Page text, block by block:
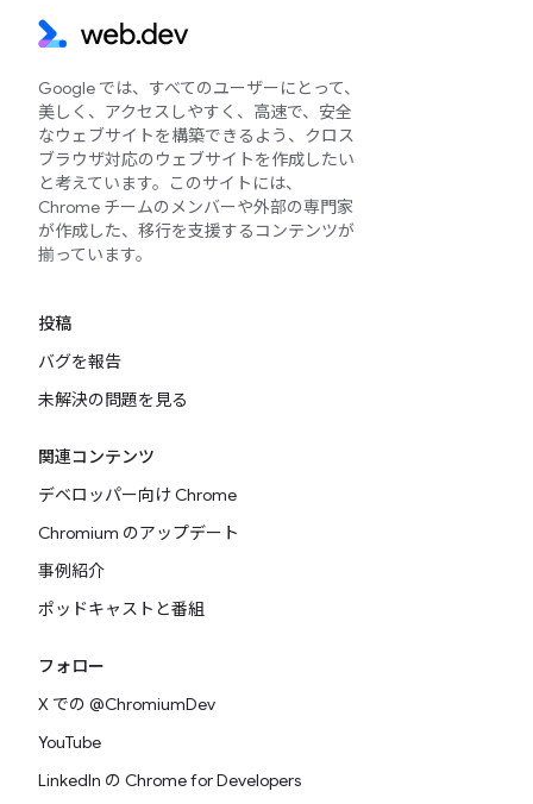
Google では、すべてのユーザーにとって、
美しく、アクセスしやすく、高速で、安全
なウェブサイトを構築できるよう、クロス
ブラウザ対応のウェブサイトを作成したい
と考えています。このサイトには、
Chrome チームのメンバーや外部の専門家
が作成した、移行を支援するコンテンツが
揃っています。
投稿
バグを報告
未解決の問題を見る
関連コンテンツ
デベロッパー向け Chrome
Chromium のアップデート
事例紹介
ポッドキャストと番組
フォロー
X での @ChromiumDev
YouTube
LinkedIn の Chrome for Developers